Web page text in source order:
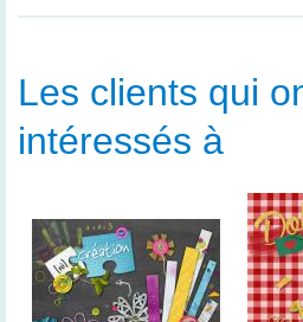
Les clients qui
intéressés à